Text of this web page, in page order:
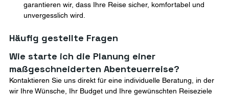
garantieren wir, dass Ihre Reise sicher, komfortabel und
unvergesslich wird.
Häufig gestellte Fragen
Wie starte ich die Planung einer
maßgeschneiderten Abenteuerreise?
Kontaktieren Sie uns direkt für eine individuelle Beratung, in der
wir Ihre Wünsche, Ihr Budget und Ihre gewünschten Reiseziele